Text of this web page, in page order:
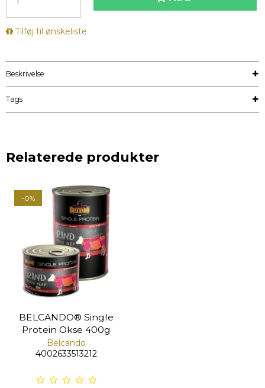
Tilføj til ønskeliste
Beskrivelse
Tags
Relaterede produkter
-0%
BELCANDO® Single
Protein Okse 400g
Belcando
4002633513212